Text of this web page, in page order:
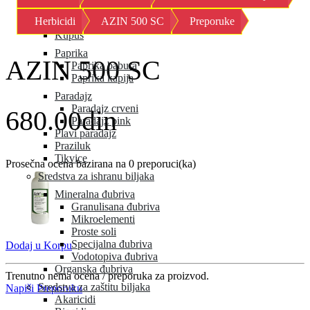
Kornison
Krastavac
Kupus
Paprika
Paprika babura
Paprika kapija
Paradajz
Paradajz crveni
Paradajz pink
Plavi paradajz
Praziluk
Tikvice
Sredstva za ishranu biljaka
Mineralna đubriva
Granulisana đubriva
Mikroelementi
Proste soli
Specijalna đubriva
Vodotopiva đubriva
Organska đubriva
Sredstva za zaštitu biljaka
Akaricidi
Herbicidi AZIN 500 SC Preporuke
AZIN 500 SC
680.00din
Prosečna ocena bazirana na 0 preporuci(ka)
Dodaj u Korpu
Trenutno nema ocena / preporuka za proizvod.
Napiši Preporuku